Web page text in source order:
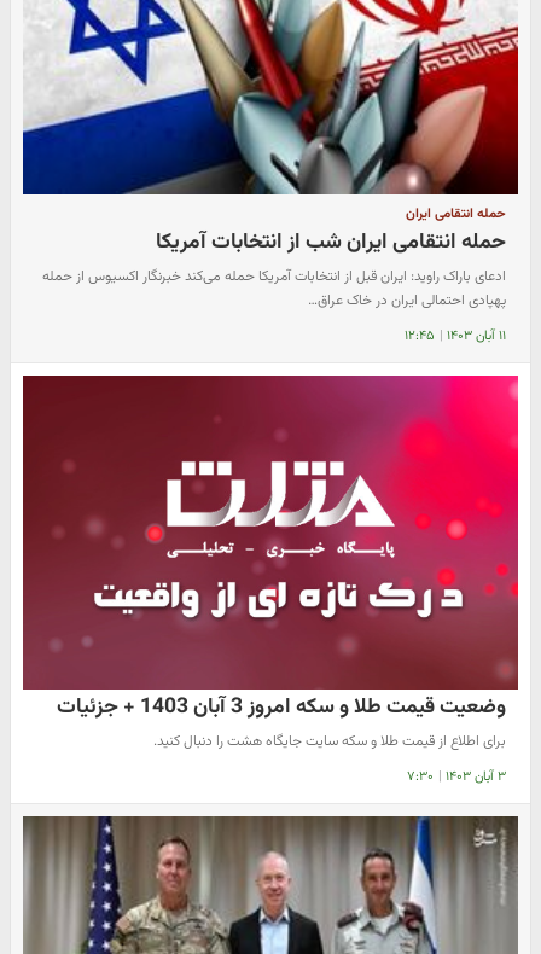
حمله انتقامی ایران
حمله انتقامی ایران شب از انتخابات آمریکا
ادعای باراک راوید: ایران قبل از انتخابات آمریکا حمله می‌کند خبرنگار اکسیوس از حمله
پهپادی احتمالی ایران در خاک عراق…
۱۱ آبان ۱۴۰۳ | ۱۲:۴۵
وضعیت قیمت طلا و سکه امروز 3 آبان 1403 + جزئیات
برای اطلاع از قیمت طلا و سکه سایت جایگاه هشت را دنبال کنید.
۳ آبان ۱۴۰۳ | ۷:۳۰